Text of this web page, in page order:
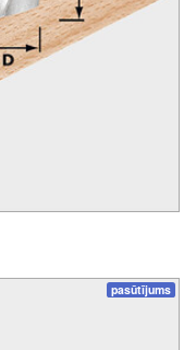
pasūtījums